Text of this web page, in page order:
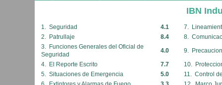
IBN
1. Seguridad 4.1
7.
2. Patrullaje
8.4
8.
3. Funciones Generales del Oficial de
Seguridad
4.0
9.
4. El Reporte Escrito
7.7
10.
5. Situaciones de Emergencia
5.0
11. Control